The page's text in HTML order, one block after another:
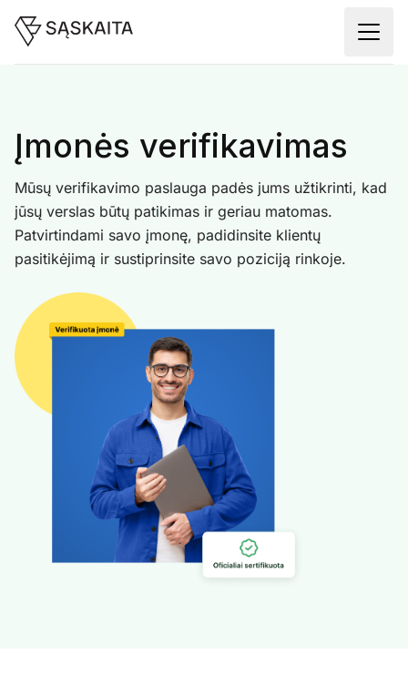
Įmonės verifikavimas
Mūsų verifikavimo paslauga padės jums užtikrinti, kad
jūsų verslas būtų patikimas ir geriau matomas.
Patvirtindami savo įmonę, padidinsite klientų
pasitikėjimą ir sustiprinsite savo poziciją rinkoje.